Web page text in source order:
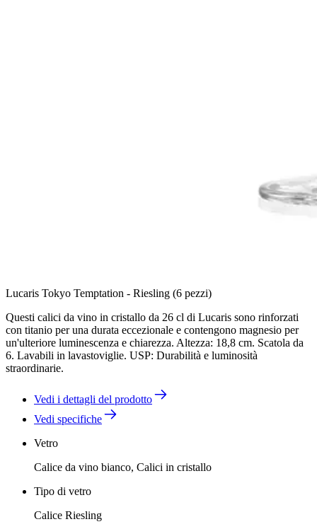
Lucaris Tokyo Temptation - Riesling (6 pezzi)
Questi calici da vino in cristallo da 26 cl di Lucaris sono rinforzati
con titanio per una durata eccezionale e contengono magnesio per
un'ulteriore luminescenza e chiarezza. Altezza: 18,8 cm. Scatola da
6. Lavabili in lavastoviglie. USP: Durabilità e luminosità
straordinarie.
Vedi i dettagli del prodotto
Vedi specifiche
Vetro
Calice da vino bianco, Calici in cristallo
Tipo di vetro
Calice Riesling